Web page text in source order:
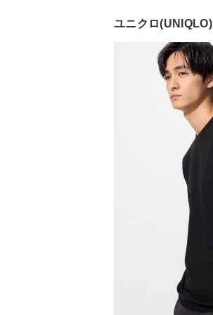
ユニクロ(UNIQLO)